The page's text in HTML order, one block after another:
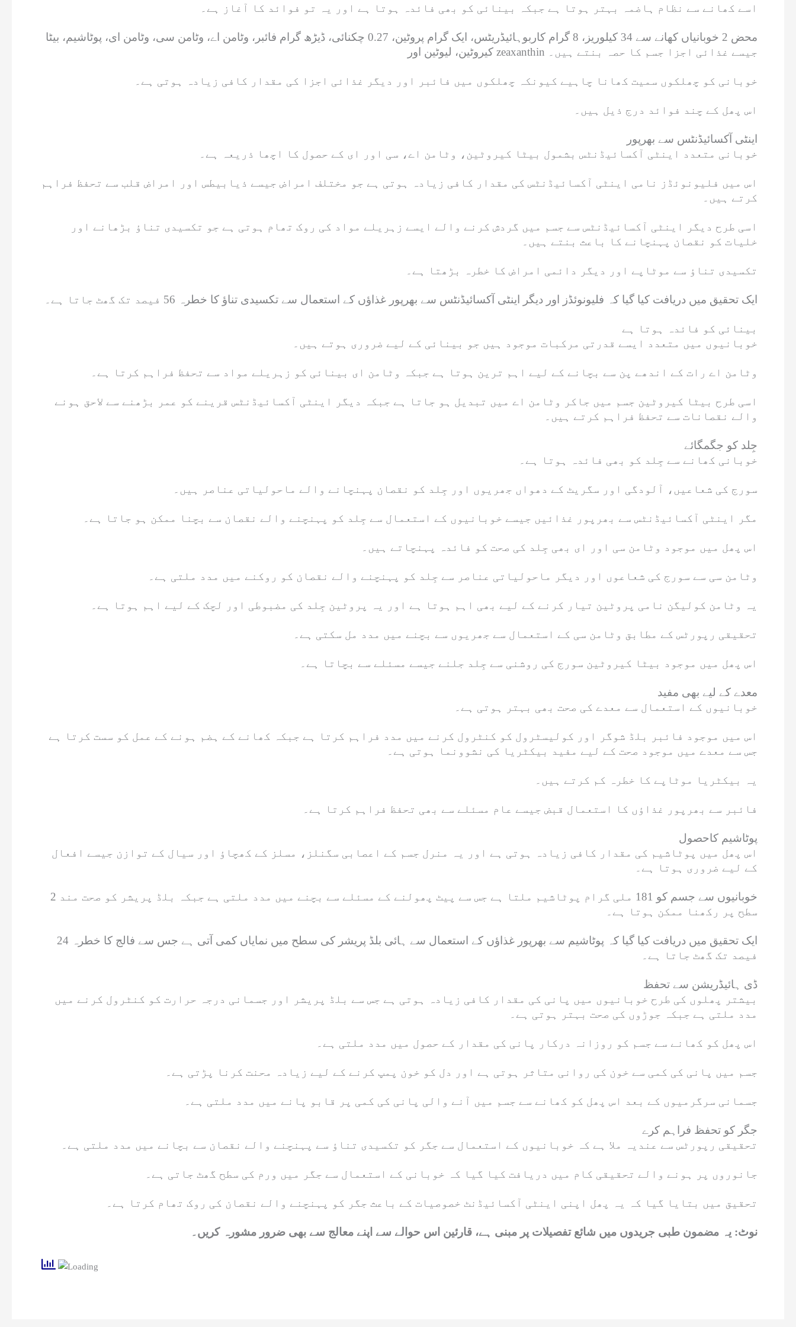
اسے کھانے سے نظام ہاضمہ بہتر ہوتا ہے جبکہ بینائی کو بھی فائدہ ہوتا ہے اور یہ تو فوائد کا آغاز ہے۔
محض 2 خوبانیاں کھانے سے 34 کیلوریز، 8 گرام کاربوہائیڈریٹس، ایک گرام پروٹین، 0.27 چکنائی، ڈیڑھ گرام فائبر، وٹامن اے، وٹامن سی، وٹامن ای، پوٹاشیم، بیٹا
کیروٹین، لیوٹین اور zeaxanthin جیسے غذائی اجزا جسم کا حصہ بنتے ہیں۔
خوبانی کو چھلکوں سمیت کھانا چاہیے کیونکہ چھلکوں میں فائبر اور دیگر غذائی اجزا کی مقدار کافی زیادہ ہوتی ہے۔
اس پھل کے چند فوائد درج ذیل ہیں۔
اینٹی آکسائیڈنٹس سے بھرپور
خوبانی متعدد اینٹی آکسائیڈنٹس بشمول بیٹا کیروٹین، وٹامن اے، سی اور ای کے حصول کا اچھا ذریعہ ہے۔
اس میں فلیونوئڈز نامی اینٹی آکسائیڈنٹس کی مقدار کافی زیادہ ہوتی ہے جو مختلف امراض جیسے ذیابیطس اور امراض قلب سے تحفظ فراہم
کرتے ہیں۔
اسی طرح دیگر اینٹی آکسائیڈنٹس سے جسم میں گردش کرنے والے ایسے زہریلے مواد کی روک تھام ہوتی ہے جو تکسیدی تناؤ بڑھانے اور
خلیات کو نقصان پہنچانے کا باعث بنتے ہیں۔
تکسیدی تناؤ سے موٹاپے اور دیگر دائمی امراض کا خطرہ بڑھتا ہے۔
ایک تحقیق میں دریافت کیا گیا کہ فلیونوئڈز اور دیگر اینٹی آکسائیڈنٹس سے بھرپور غذاؤں کے استعمال سے تکسیدی تناؤ کا خطرہ 56 فیصد تک گھٹ جاتا ہے۔
بینائی کو فائدہ ہوتا ہے
خوبانیوں میں متعدد ایسے قدرتی مرکبات موجود ہیں جو بینائی کے لیے ضروری ہوتے ہیں۔
وٹامن اے رات کے اندھے پن سے بچانے کے لیے اہم ترین ہوتا ہے جبکہ وٹامن ای بینائی کو زہریلے مواد سے تحفظ فراہم کرتا ہے۔
اسی طرح بیٹا کیروٹین جسم میں جاکر وٹامن اے میں تبدیل ہو جاتا ہے جبکہ دیگر اینٹی آکسائیڈنٹس قرینے کو عمر بڑھنے سے لاحق ہونے
والے نقصانات سے تحفظ فراہم کرتے ہیں۔
جِلد کو جگمگائے
خوبانی کھانے سے جِلد کو بھی فائدہ ہوتا ہے۔
سورج کی شعاعیں، آلودگی اور سگریٹ کے دھواں جھریوں اور جِلد کو نقصان پہنچانے والے ماحولیاتی عناصر ہیں۔
مگر اینٹی آکسائیڈنٹس سے بھرپور غذائیں جیسے خوبانیوں کے استعمال سے جِلد کو پہنچنے والے نقصان سے بچنا ممکن ہو جاتا ہے۔
اس پھل میں موجود وٹامن سی اور ای بھی جِلد کی صحت کو فائدہ پہنچاتے ہیں۔
وٹامن سی سے سورج کی شعاعوں اور دیگر ماحولیاتی عناصر سے جِلد کو پہنچنے والے نقصان کو روکنے میں مدد ملتی ہے۔
یہ وٹامن کولیگن نامی پروٹین تیار کرنے کے لیے بھی اہم ہوتا ہے اور یہ پروٹین جِلد کی مضبوطی اور لچک کے لیے اہم ہوتا ہے۔
تحقیقی رپورٹس کے مطابق وٹامن سی کے استعمال سے جھریوں سے بچنے میں مدد مل سکتی ہے۔
اس پھل میں موجود بیٹا کیروٹین سورج کی روشنی سے جِلد جلنے جیسے مسئلے سے بچاتا ہے۔
معدے کے لیے بھی مفید
خوبانیوں کے استعمال سے معدے کی صحت بھی بہتر ہوتی ہے۔
اس میں موجود فائبر بلڈ شوگر اور کولیسٹرول کو کنٹرول کرنے میں مدد فراہم کرتا ہے جبکہ کھانے کے ہضم ہونے کے عمل کو سست کرتا ہے
جس سے معدے میں موجود صحت کے لیے مفید بیکٹریا کی نشوونما ہوتی ہے۔
یہ بیکٹریا موٹاپے کا خطرہ کم کرتے ہیں۔
فائبر سے بھرپور غذاؤں کا استعمال قبض جیسے عام مسئلے سے بھی تحفظ فراہم کرتا ہے۔
پوٹاشیم کاحصول
اس پھل میں پوٹاشیم کی مقدار کافی زیادہ ہوتی ہے اور یہ منرل جسم کے اعصابی سگنلز، مسلز کے کھچاؤ اور سیال کے توازن جیسے افعال
کے لیے ضروری ہوتا ہے۔
2 خوبانیوں سے جسم کو 181 ملی گرام پوٹاشیم ملتا ہے جس سے پیٹ پھولنے کے مسئلے سے بچنے میں مدد ملتی ہے جبکہ بلڈ پریشر کو صحت مند
سطح پر رکھنا ممکن ہوتا ہے۔
ایک تحقیق میں دریافت کیا گیا کہ پوٹاشیم سے بھرپور غذاؤں کے استعمال سے ہائی بلڈ پریشر کی سطح میں نمایاں کمی آتی ہے جس سے فالج کا خطرہ 24
فیصد تک گھٹ جاتا ہے۔
ڈی ہائیڈریشن سے تحفظ
بیشتر پھلوں کی طرح خوبانیوں میں پانی کی مقدار کافی زیادہ ہوتی ہے جس سے بلڈ پریشر اور جسمانی درجہ حرارت کو کنٹرول کرنے میں
مدد ملتی ہے جبکہ جوڑوں کی صحت بہتر ہوتی ہے۔
اس پھل کو کھانے سے جسم کو روزانہ درکار پانی کی مقدار کے حصول میں مدد ملتی ہے۔
جسم میں پانی کی کمی سے خون کی روانی متاثر ہوتی ہے اور دل کو خون پمپ کرنے کے لیے زیادہ محنت کرنا پڑتی ہے۔
جسمانی سرگرمیوں کے بعد اس پھل کو کھانے سے جسم میں آنے والی پانی کی کمی پر قابو پانے میں مدد ملتی ہے۔
جگر کو تحفظ فراہم کرے
تحقیقی رپورٹس سے عندیہ ملا ہے کہ خوبانیوں کے استعمال سے جگر کو تکسیدی تناؤ سے پہنچنے والے نقصان سے بچانے میں مدد ملتی ہے۔
جانوروں پر ہونے والے تحقیقی کام میں دریافت کیا گیا کہ خوبانی کے استعمال سے جگر میں ورم کی سطح گھٹ جاتی ہے۔
تحقیق میں بتایا گیا کہ یہ پھل اپنی اینٹی آکسائیڈنٹ خصوصیات کے باعث جگر کو پہنچنے والے نقصان کی روک تھام کرتا ہے۔
نوٹ: یہ مضمون طبی جریدوں میں شائع تفصیلات پر مبنی ہے، قارئین اس حوالے سے اپنے معالج سے بھی ضرور مشورہ کریں۔